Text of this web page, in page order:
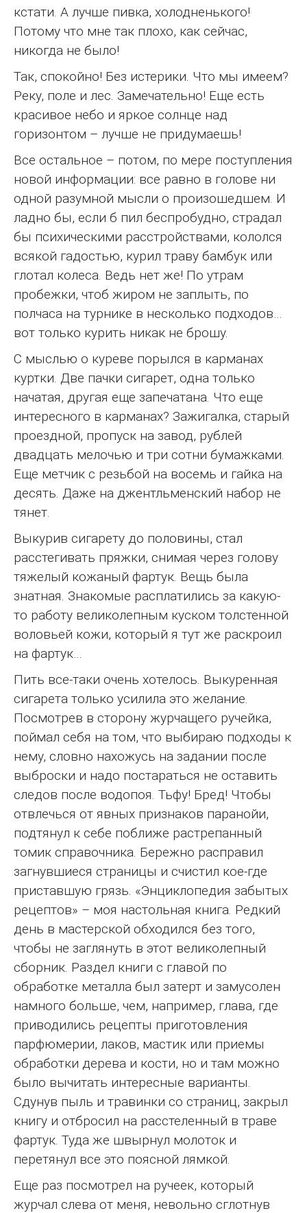
кстати. А лучше пивка, холодненького!
Потому что мне так плохо, как сейчас,
никогда не было!
Так, спокойно! Без истерики. Что мы имеем?
Реку, поле и лес. Замечательно! Еще есть
красивое небо и яркое солнце над
горизонтом – лучше не придумаешь!
Все остальное – потом, по мере поступления
новой информации: все равно в голове ни
одной разумной мысли о произошедшем. И
ладно бы, если б пил беспробудно, страдал
бы психическими расстройствами, кололся
всякой гадостью, курил траву бамбук или
глотал колеса. Ведь нет же! По утрам
пробежки, чтоб жиром не заплыть, по
полчаса на турнике в несколько подходов…
вот только курить никак не брошу.
С мыслью о куреве порылся в карманах
куртки. Две пачки сигарет, одна только
начатая, другая еще запечатана. Что еще
интересного в карманах? Зажигалка, старый
проездной, пропуск на завод, рублей
двадцать мелочью и три сотни бумажками.
Еще метчик с резьбой на восемь и гайка на
десять. Даже на джентльменский набор не
тянет.
Выкурив сигарету до половины, стал
расстегивать пряжки, снимая через голову
тяжелый кожаный фартук. Вещь была
знатная. Знакомые расплатились за какую-
то работу великолепным куском толстенной
воловьей кожи, который я тут же раскроил
на фартук…
Пить все-таки очень хотелось. Выкуренная
сигарета только усилила это желание.
Посмотрев в сторону журчащего ручейка,
поймал себя на том, что выбираю подходы к
нему, словно нахожусь на задании после
выброски и надо постараться не оставить
следов после водопоя. Тьфу! Бред! Чтобы
отвлечься от явных признаков паранойи,
подтянул к себе поближе растрепанный
томик справочника. Бережно расправил
загнувшиеся страницы и счистил кое-где
приставшую грязь. «Энциклопедия забытых
рецептов» – моя настольная книга. Редкий
день в мастерской обходился без того,
чтобы не заглянуть в этот великолепный
сборник. Раздел книги с главой по
обработке металла был затерт и замусолен
намного больше, чем, например, глава, где
приводились рецепты приготовления
парфюмерии, лаков, мастик или приемы
обработки дерева и кости, но и там можно
было вычитать интересные варианты.
Сдунув пыль и травинки со страниц, закрыл
книгу и отбросил на расстеленный в траве
фартук. Туда же швырнул молоток и
перетянул все это поясной лямкой.
Еще раз посмотрел на ручеек, который
журчал слева от меня, невольно сглотнув